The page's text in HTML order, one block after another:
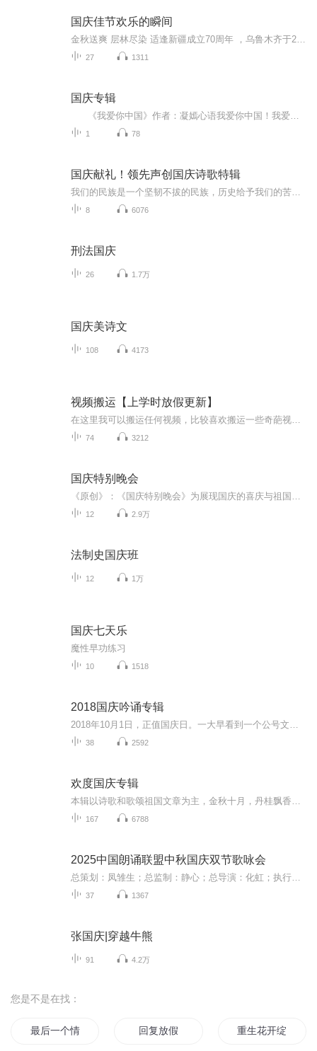
国庆佳节欢乐的瞬间
27 1311
国庆专辑
1 78
国庆献礼！领先声创国庆诗歌特辑
8 6076
刑法国庆
26 1.7万
国庆美诗文
108 4173
视频搬运【上学时放假更新】
74 3212
国庆特别晚会
12 2.9万
法制史国庆班
12 1万
国庆七天乐
魔性早功练习
10 1518
2018国庆吟诵专辑
38 2592
欢度国庆专辑
167 6788
2025中国朗诵联盟中秋国庆双节歌咏会
37 1367
张国庆|穿越牛熊
91 4.2万
您是不是在找：
最后一个情人节 回复放假 重生花开绽放的